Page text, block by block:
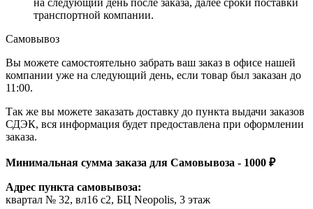
на следующий день после заказа, далее сроки поставки
транспортной компании.
Самовывоз
Вы можете самостоятельно забрать ваш заказ в офисе нашей
компании уже на следующий день, если товар был заказан до
11:00.
Так же вы можете заказать доставку до пункта выдачи заказов
СДЭК, вся информация будет предоставлена при оформлении
заказа.
Минимальная сумма заказа для Самовывоза - 1000 ₽
Адрес пункта самовывоза:
квартал № 32, вл16 с2, БЦ Neopolis, 3 этаж